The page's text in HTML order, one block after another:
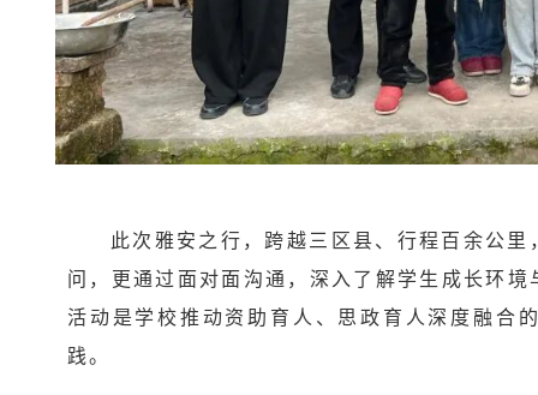
此次雅安之行，跨越三区县、行程百余公
问，更通过面对面沟通，深入了解学生成长环
活动是学校推动资助育人、思政育人深度融合
践。